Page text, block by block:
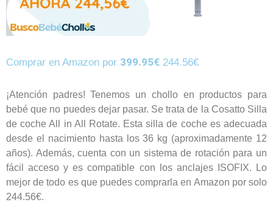
Comprar en Amazon por 399.95€ 244.56€
¡Atención padres! Tenemos un chollo en productos para
bebé que no puedes dejar pasar. Se trata de la Cosatto Silla
de coche All in All Rotate. Esta silla de coche es adecuada
desde el nacimiento hasta los 36 kg (aproximadamente 12
años). Además, cuenta con un sistema de rotación para un
fácil acceso y es compatible con los anclajes ISOFIX. Lo
mejor de todo es que puedes comprarla en Amazon por solo
244.56€.